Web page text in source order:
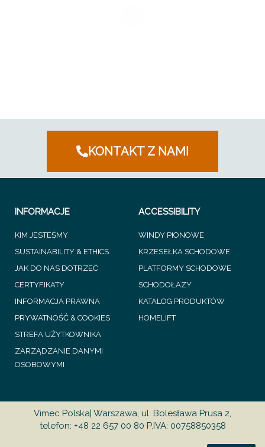
KONTAKT Z NAMI
INFORMACJE
KIM JESTEŚMY
SUSTAINABILITY & ETHICS
JAK DO NAS DOTRZEĆ
CERTYFIKATY
INFORMACJA PRAWNA
PRYWATNOŚĆ & COOKIES
STREFA UŻYTKOWNIKA
ZARZĄDZANIE DANYMI
OSOBOWYMI
ACCESSIBILITY
WINDY PIONOWE
KRZESEŁKA SCHODOWE
PLATFORMY SCHODOWE
SCHODOŁAZY
KATALOG PRODUKTÓW
HOMELIFT
Vimec Polska| Warszawa, ul. Bolesława Prusa 2,
telefon: +48 22 657 00 80 P.IVA: 00758850358